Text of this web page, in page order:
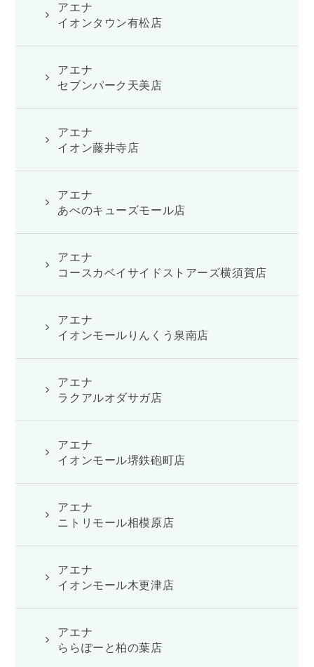
アエナ
イオンタウン有松店
アエナ
セブンパーク天美店
アエナ
イオン藤井寺店
アエナ
あべのキューズモール店
アエナ
コースカベイサイドストアーズ横須賀店
アエナ
イオンモールりんくう泉南店
アエナ
ラクアルオダサガ店
アエナ
イオンモール堺鉄砲町店
アエナ
ニトリモール相模原店
アエナ
イオンモール木更津店
アエナ
ららぽーと柏の葉店